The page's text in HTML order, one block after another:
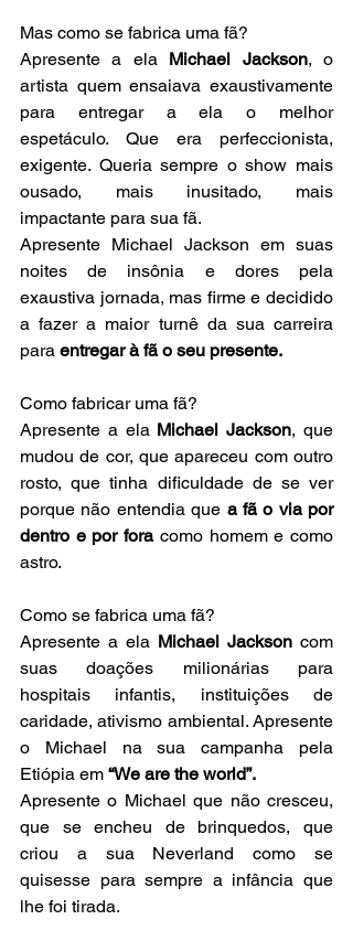
Mas como se fabrica uma fã?
Apresente a ela Michael Jackson, o
artista quem ensaiava exaustivamente
para entregar a ela o melhor
espetáculo. Que era perfeccionista,
exigente. Queria sempre o show mais
ousado, mais inusitado, mais
impactante para sua fã.
Apresente Michael Jackson em suas
noites de insônia e dores pela
exaustiva jornada, mas firme e decidido
a fazer a maior turnê da sua carreira
para entregar à fã o seu presente.
Como fabricar uma fã?
Apresente a ela Michael Jackson, que
mudou de cor, que apareceu com outro
rosto, que tinha dificuldade de se ver
porque não entendia que a fã o via por
dentro e por fora como homem e como
astro.
Como se fabrica uma fã?
Apresente a ela Michael Jackson com
suas doações milionárias para
hospitais infantis, instituições de
caridade, ativismo ambiental. Apresente
o Michael na sua campanha pela
Etiópia em “We are the world”.
Apresente o Michael que não cresceu,
que se encheu de brinquedos, que
criou a sua Neverland como se
quisesse para sempre a infância que
lhe foi tirada.